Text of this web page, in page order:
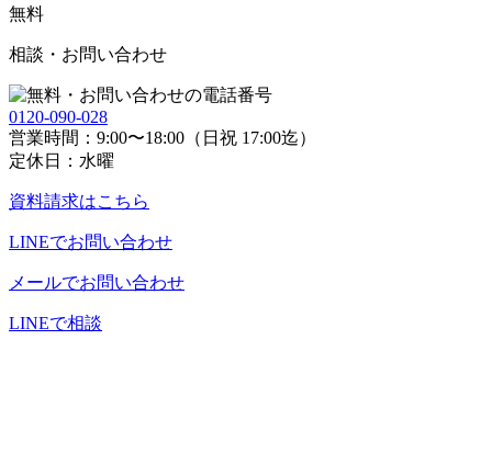
無料
相談・お問い合わせ
0120-090-028
営業時間：9:00〜18:00（日祝 17:00迄）
定休日：水曜
資料請求はこちら
LINEでお問い合わせ
メールでお問い合わせ
LINEで相談